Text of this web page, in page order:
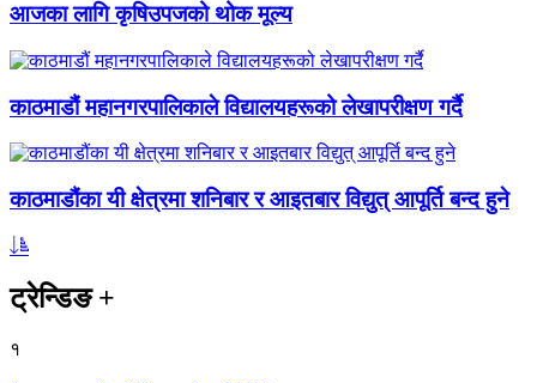
आजका लागि कृषिउपजको थोक मूल्य
काठमाडौं महानगरपालिकाले विद्यालयहरूको लेखापरीक्षण गर्दै
काठमाडौंका यी क्षेत्रमा शनिबार र आइतबार विद्युत् आपूर्ति बन्द हुने
ट्रेन्डिङ+
१